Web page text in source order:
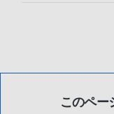
このペー